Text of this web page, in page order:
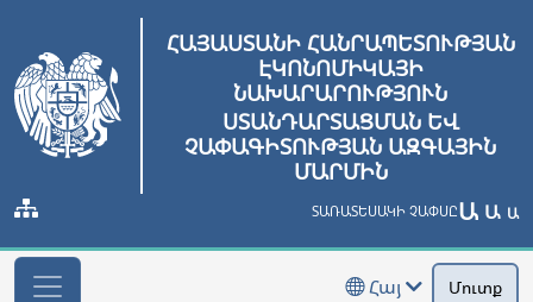
ՀԱՅԱՍՏԱՆԻ ՀԱՆՐԱՊԵՏՈՒԹՅԱՆ
ԷԿՈՆՈՄԻԿԱՅԻ
ՆԱԽԱՐԱՐՈՒԹՅՈՒՆ
ՍՏԱՆԴԱՐՏԱՑՄԱՆ ԵՎ
ՉԱՓԱԳԻՏՈՒԹՅԱՆ ԱԶԳԱՅԻՆ
ՄԱՐՄԻՆ
ՏԱՌԱՏԵՍԱԿԻ ՉԱՓՍԸԱ Ա Ա
Հայ Մուտք